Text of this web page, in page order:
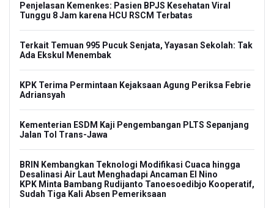
Penjelasan Kemenkes: Pasien BPJS Kesehatan Viral
Tunggu 8 Jam karena HCU RSCM Terbatas
Terkait Temuan 995 Pucuk Senjata, Yayasan Sekolah: Tak
Ada Ekskul Menembak
KPK Terima Permintaan Kejaksaan Agung Periksa Febrie
Adriansyah
Kementerian ESDM Kaji Pengembangan PLTS Sepanjang
Jalan Tol Trans-Jawa
BRIN Kembangkan Teknologi Modifikasi Cuaca hingga
Desalinasi Air Laut Menghadapi Ancaman El Nino
KPK Minta Bambang Rudijanto Tanoesoedibjo Kooperatif,
Sudah Tiga Kali Absen Pemeriksaan